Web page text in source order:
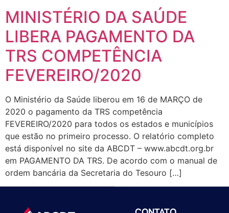
MINISTÉRIO DA SAÚDE
LIBERA PAGAMENTO DA
TRS COMPETÊNCIA
FEVEREIRO/2020
O Ministério da Saúde liberou em 16 de MARÇO de
2020 o pagamento da TRS competência
FEVEREIRO/2020 para todos os estados e municípios
que estão no primeiro processo. O relatório completo
está disponível no site da ABCDT – www.abcdt.org.br
em PAGAMENTO DA TRS. De acordo com o manual de
ordem bancária da Secretaria do Tesouro […]